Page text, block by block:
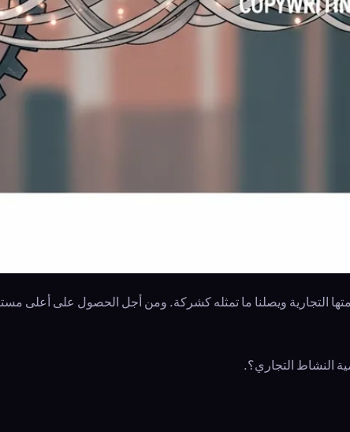
التجارية ويصلنا ما تمثله كشركة. ومن أجل الحصول على أعلى
النشاط التجاري؟.